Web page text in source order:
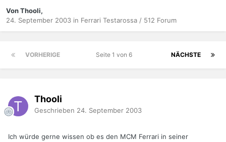
Von Thooli,
24. September 2003 in Ferrari Testarossa / 512 Forum
VORHERIGE NÄCHSTE
Seite 1 von 6
Thooli
Geschrieben 24. September 2003
Ich würde gerne wissen ob es den MCM Ferrari in seiner